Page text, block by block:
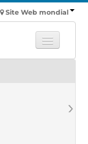
Site Web mondial